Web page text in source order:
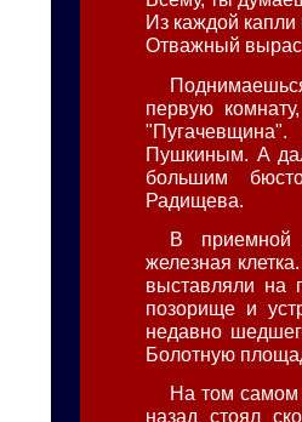
Из каждой капли
Отважный
первую
Пушкиным. А
большим
Радищева.
В приемной
железная
выставляли на
позорище и
недавно
Болотную
На том самом
назад стоял